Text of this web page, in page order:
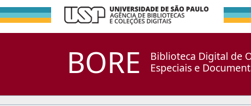
BORE
Biblioteca Digital de
Especiais e